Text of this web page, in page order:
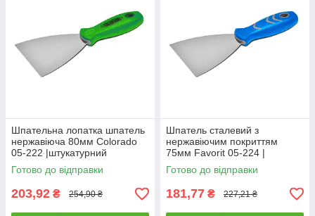
Шпательна лопатка шпатель
нержавіюча 80мм Colorado
05-222 |штукатурний
малярний Шпательная
лопатка шпатель
Готово до відправки
203,92 ₴ 254,90 ₴
Шпатель сталевий з
нержавіючим покриттям
75мм Favorit 05-224 |
штукатурний малярний
Шпатель стальной с
75мм
Готово до відправки
181,77 ₴ 227,21 ₴